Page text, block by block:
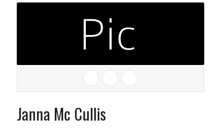
Janna Mc Cullis